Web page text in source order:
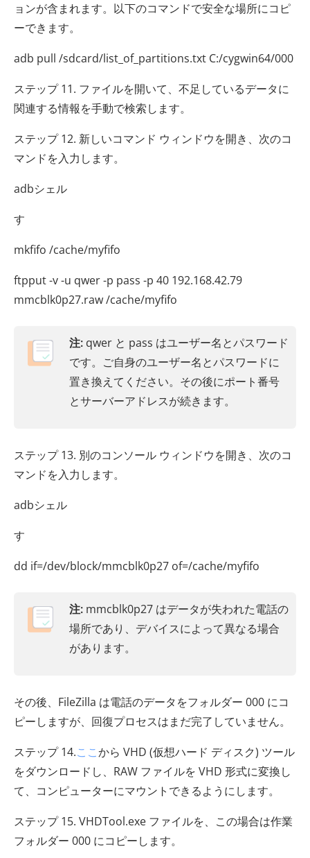
ョンが含まれます。以下のコマンドで安全な場所にコピ
ーできます。
adb pull /sdcard/list_of_partitions.txt C:/cygwin64/000
ステップ 11. ファイルを開いて、不足しているデータに
関連する情報を手動で検索します。
ステップ 12. 新しいコマンド ウィンドウを開き、次のコ
マンドを入力します。
adbシェル
す
mkfifo /cache/myfifo
ftpput -v -u qwer -p pass -p 40 192.168.42.79
mmcblk0p27.raw /cache/myfifo
注: qwer と pass はユーザー名とパスワード
です。ご自身のユーザー名とパスワードに
置き換えてください。その後にポート番号
とサーバーアドレスが続きます。
ステップ 13. 別のコンソール ウィンドウを開き、次のコ
マンドを入力します。
adbシェル
す
dd if=/dev/block/mmcblk0p27 of=/cache/myfifo
注: mmcblk0p27 はデータが失われた電話の
場所であり、デバイスによって異なる場合
があります。
その後、FileZilla は電話のデータをフォルダー 000 にコ
ピーしますが、回復プロセスはまだ完了していません。
ステップ 14.ここから VHD (仮想ハード ディスク) ツール
をダウンロードし、RAW ファイルを VHD 形式に変換し
て、コンピューターにマウントできるようにします。
ステップ 15. VHDTool.exe ファイルを、この場合は作業
フォルダー 000 にコピーします。